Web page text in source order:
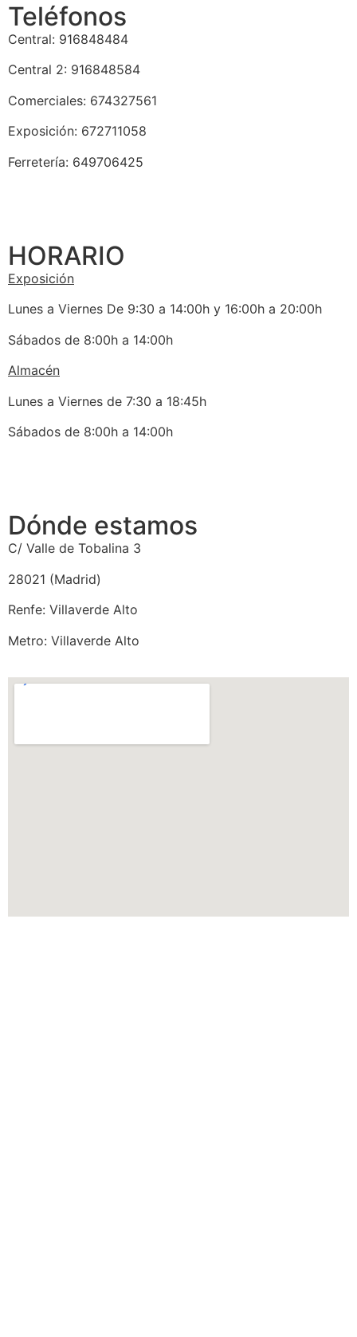
Teléfonos
Central: 916848484
Central 2: 916848584
Comerciales: 674327561
Exposición: 672711058
Ferretería: 649706425
HORARIO
Exposición
Lunes a Viernes De 9:30 a 14:00h y 16:00h a 20:00h
Sábados de 8:00h a 14:00h
Almacén
Lunes a Viernes de 7:30 a 18:45h
Sábados de 8:00h a 14:00h
Dónde estamos
C/ Valle de Tobalina 3
28021 (Madrid)
Renfe: Villaverde Alto
Metro: Villaverde Alto